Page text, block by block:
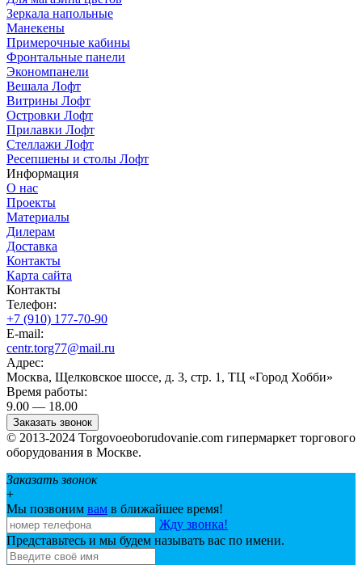
Зеркала напольные
Манекены
Примерочные кабины
Фронтальные панели
Экономпанели
Вешала Лофт
Витрины Лофт
Островки Лофт
Прилавки Лофт
Стеллажи Лофт
Ресепшены и столы Лофт
Информация
О нас
Проекты
Материалы
Дилерам
Доставка
Контакты
Карта сайта
Контакты
Телефон:
+7 (910) 177-70-90
E-mail:
centr.torg77@mail.ru
Адрес:
Москва, Щелковское шоссе, д. 3, стр. 1, ТЦ «Город Хобби»
Время работы:
9.00 — 18.00
Заказать звонок
© 2013-2024 Torgovoeoborudovanie.com гипермаркет торгового
оборудования в Москве.
Заказать звонок
+
Мы позвоним вам в ближайшее время!
Жду звонка!
Представьтесь и мы будем называть вас по имени.